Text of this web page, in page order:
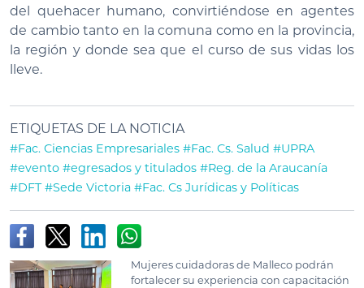
del quehacer humano, convirtiéndose en agentes
de cambio tanto en la comuna como en la provincia,
la región y donde sea que el curso de sus vidas los
lleve.
ETIQUETAS DE LA NOTICIA
#Fac. Ciencias Empresariales #Fac. Cs. Salud #UPRA
#evento #egresados y titulados #Reg. de la Araucanía
#DFT #Sede Victoria #Fac. Cs Jurídicas y Políticas
Mujeres cuidadoras de Malleco podrán
fortalecer su experiencia con capacitación